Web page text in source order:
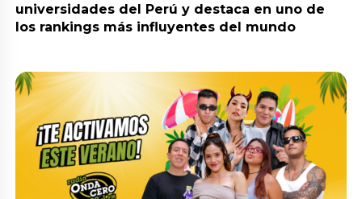
universidades del Perú y destaca en uno de
los rankings más influyentes del mundo